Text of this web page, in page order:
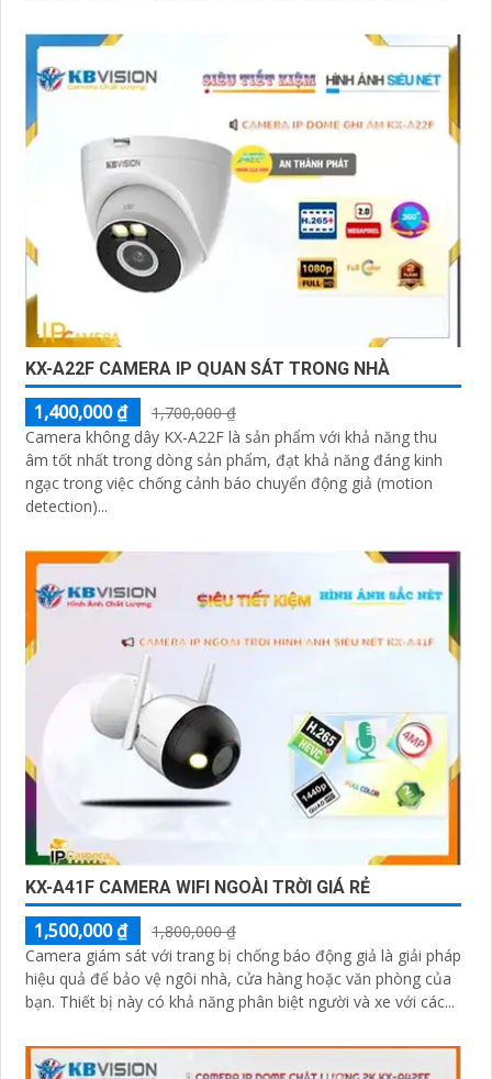
KX-A22F CAMERA IP QUAN SÁT TRONG NHÀ
1,400,000 ₫
1,700,000 ₫
Camera không dây KX-A22F là sản phẩm với khả năng thu
âm tốt nhất trong dòng sản phẩm, đạt khả năng đáng kinh
ngạc trong việc chống cảnh báo chuyển động giả (motion
detection)...
KX-A41F CAMERA WIFI NGOÀI TRỜI GIÁ RẺ
1,500,000 ₫
1,800,000 ₫
Camera giám sát với trang bị chống báo động giả là giải pháp
hiệu quả để bảo vệ ngôi nhà, cửa hàng hoặc văn phòng của
bạn. Thiết bị này có khả năng phân biệt người và xe với các...